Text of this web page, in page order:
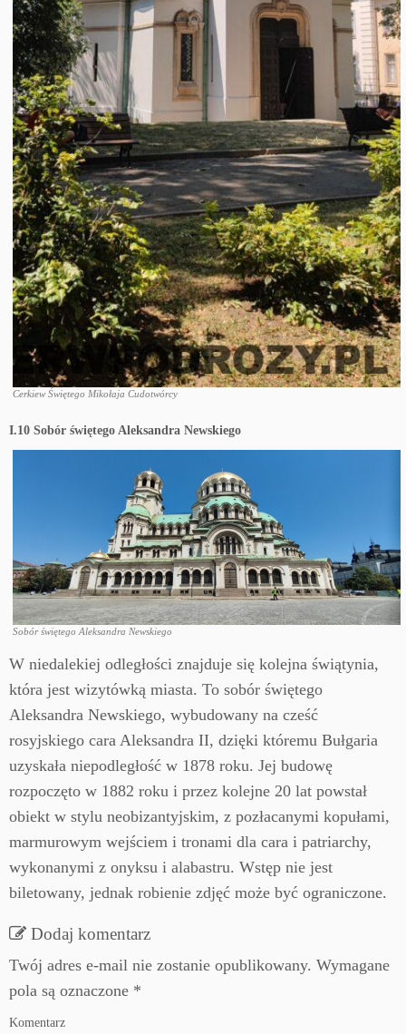
Cerkiew Świętego Mikołaja Cudotwórcy
I.10 Sobór świętego Aleksandra Newskiego
Sobór świętego Aleksandra Newskiego
W niedalekiej odległości znajduje się kolejna świątynia,
która jest wizytówką miasta. To sobór świętego
Aleksandra Newskiego, wybudowany na cześć
rosyjskiego cara Aleksandra II, dzięki któremu Bułgaria
uzyskała niepodległość w 1878 roku. Jej budowę
rozpoczęto w 1882 roku i przez kolejne 20 lat powstał
obiekt w stylu neobizantyjskim, z pozłacanymi kopułami,
marmurowym wejściem i tronami dla cara i patriarchy,
wykonanymi z onyksu i alabastru. Wstęp nie jest
biletowany, jednak robienie zdjęć może być ograniczone.
Dodaj komentarz
Twój adres e-mail nie zostanie opublikowany. Wymagane
pola są oznaczone *
Komentarz